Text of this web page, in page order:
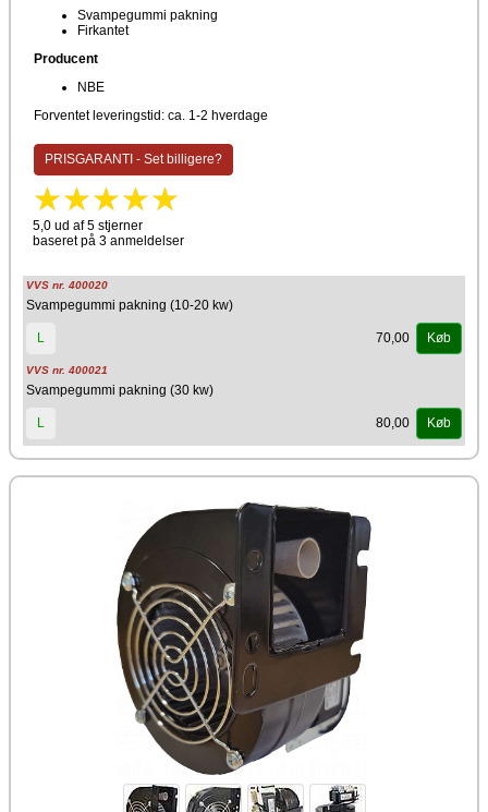
Svampegummi pakning
Firkantet
Producent
NBE
Forventet leveringstid: ca. 1-2 hverdage
PRISGARANTI - Set billigere?
5,0 ud af 5 stjerner
baseret på 3 anmeldelser
VVS nr. 400020
Svampegummi pakning (10-20 kw)
L 70,00 Køb
VVS nr. 400021
Svampegummi pakning (30 kw)
L 80,00 Køb